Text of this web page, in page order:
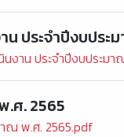
ประจำปีงบประ
นงาน ประจำปีงบประม
ศ. 2565
พ.ศ. 2565.pdf